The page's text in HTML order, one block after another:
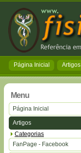
Página Inicial Artigos
Menu
Página Inicial
Artigos
Categorias
FanPage - Facebook